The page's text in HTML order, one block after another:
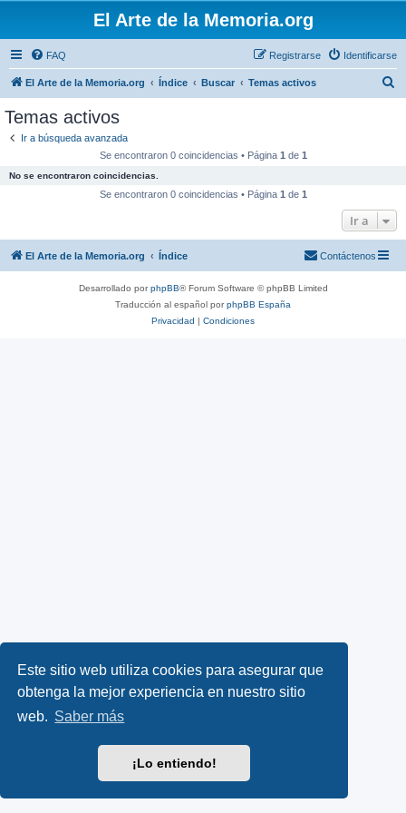
Este sitio web utiliza cookies para asegurar que
obtenga la mejor experiencia en nuestro sitio
web. Saber más
¡Lo entiendo!
El Arte de la Memoria.org
FAQ Identificarse
Registrarse
El Arte de la Memoria.org Índice Buscar Temas activos
Temas activos
Ir a búsqueda avanzada
Se encontraron 0 coincidencias • Página 1 de 1
No se encontraron coincidencias.
Se encontraron 0 coincidencias • Página 1 de 1
Ir a
El Arte de la Memoria.org Índice Contáctenos
Desarrollado porphpBB® Forum Software © phpBB Limited
Traducción al español porphpBB España
Privacidad | Condiciones